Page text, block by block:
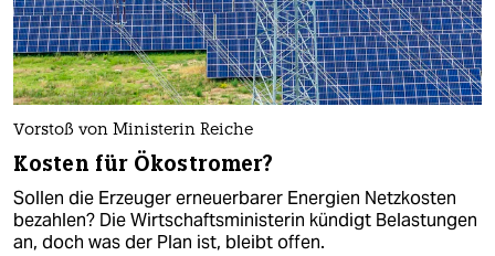
Vorstoß von Ministerin Reiche
Kosten für Ökostromer?
Sollen die Erzeuger erneuerbarer Energien Netzkosten
bezahlen? Die Wirtschaftsministerin kündigt Belastungen
an, doch was der Plan ist, bleibt offen.